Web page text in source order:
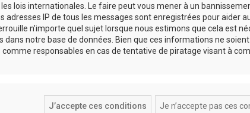
les lois internationales. Le faire peut vous mener à un
adresses IP de tous les messages sont enregistrées pour aider
n’importe quel sujet lorsque nous estimons que cela est
notre base de données. Bien que ces informations ne
responsables en cas de tentative de piratage visant à